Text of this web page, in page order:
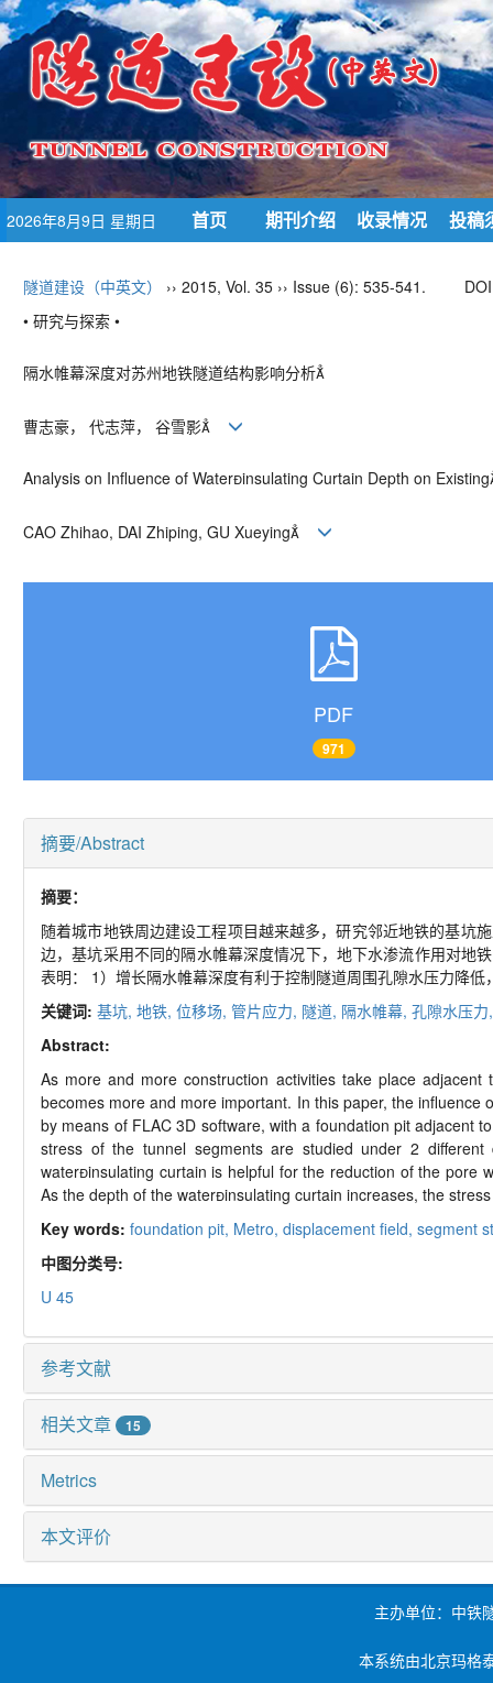
2026年8月9日 星期日 首页 期刊介绍 收录情况 投稿
隧道建设（中英文） ›› 2015, Vol. 35 ›› Issue (6): 535-541.
• 研究与探索 •
隔水帷幕深度对苏州地铁隧道结构影响分析
曹志豪， 代志萍， 谷雪影
Analysis on Influence of Waterinsulating Curtain Depth on
CAO Zhihao, DAI Zhiping, GU Xueying
PDF
971
摘要/Abstract
摘要：
随着城市地铁周边建设工程项目越来越多，研究邻近地铁的基坑
边，基坑采用不同的隔水帷幕深度情况下，地下水渗流作用对地
表明： 1）增长隔水帷幕深度有利于控制隧道周围孔隙水压力降
关键词: 基坑, 地铁, 位移场, 管片应力, 隧道, 隔水帷幕, 孔隙水压
Abstract:
As more and more construction activities take place
becomes more and more important. In this paper, the
by means of FLAC 3D software, with a foundation pit adjacent
stress of the tunnel segments are studied under 2
waterinsulating curtain is helpful for the reduction of the
As the depth of the waterinsulating curtain increases, the
Key words: foundation pit, Metro, displacement field, segment
中图分类号:
U 45
参考文献
相关文章 15
Metrics
本文评价
主办单位：中铁
本系统由北京玛格